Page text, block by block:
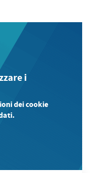
i
dei cookie